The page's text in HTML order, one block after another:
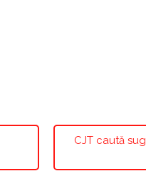
CJT caută